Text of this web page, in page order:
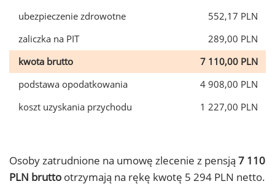
ubezpieczenie zdrowotne
552,17 PLN
zaliczka na PIT
289,00 PLN
kwota brutto
7 110,00 PLN
podstawa opodatkowania
4 908,00 PLN
koszt uzyskania przychodu
1 227,00 PLN
Osoby zatrudnione na umowę zlecenie z pensją 7 110
PLN brutto otrzymają na rękę kwotę 5 294 PLN netto.